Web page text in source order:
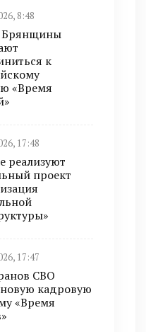
8:48
Брянщины
к
«Время
17:48
реализуют
проект
17:47
СВО
новую кадровую
«Время